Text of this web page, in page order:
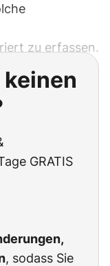
zu erfassen.
GRATIS
, sodass Sie